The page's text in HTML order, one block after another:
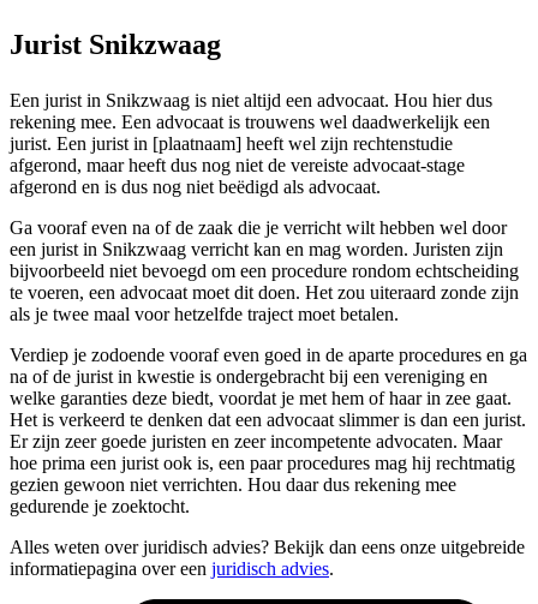
Jurist Snikzwaag
Een jurist in Snikzwaag is niet altijd een advocaat. Hou hier dus
rekening mee. Een advocaat is trouwens wel daadwerkelijk een
jurist. Een jurist in [plaatnaam] heeft wel zijn rechtenstudie
afgerond, maar heeft dus nog niet de vereiste advocaat-stage
afgerond en is dus nog niet beëdigd als advocaat.
Ga vooraf even na of de zaak die je verricht wilt hebben wel door
een jurist in Snikzwaag verricht kan en mag worden. Juristen zijn
bijvoorbeeld niet bevoegd om een procedure rondom echtscheiding
te voeren, een advocaat moet dit doen. Het zou uiteraard zonde zijn
als je twee maal voor hetzelfde traject moet betalen.
Verdiep je zodoende vooraf even goed in de aparte procedures en ga
na of de jurist in kwestie is ondergebracht bij een vereniging en
welke garanties deze biedt, voordat je met hem of haar in zee gaat.
Het is verkeerd te denken dat een advocaat slimmer is dan een jurist.
Er zijn zeer goede juristen en zeer incompetente advocaten. Maar
hoe prima een jurist ook is, een paar procedures mag hij rechtmatig
gezien gewoon niet verrichten. Hou daar dus rekening mee
gedurende je zoektocht.
Alles weten over juridisch advies? Bekijk dan eens onze uitgebreide
informatiepagina over een juridisch advies.